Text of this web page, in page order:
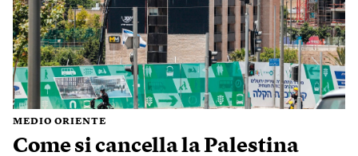
MEDIO ORIENTE
Come si cancella la Palestina